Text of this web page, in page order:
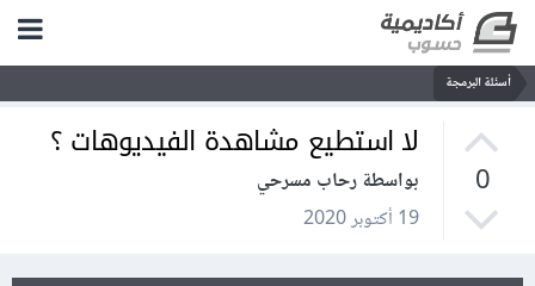
أسئلة البرمجة
0
لا استطيع مشاهدة الفيديوهات ؟
بواسطة رحاب مسرحي
19 أكتوبر 2020